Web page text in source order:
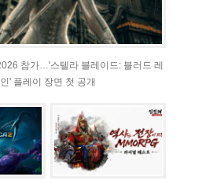
참가…'스텔라 블레이드: 블러드 레
인' 플레이 장면 첫 공개